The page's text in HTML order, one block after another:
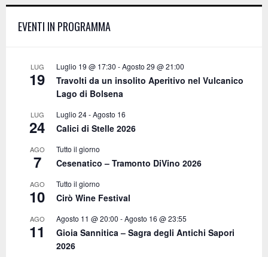
o
EVENTI IN PROGRAMMA
LUG
19
Luglio 19 @ 17:30 -Agosto 29 @ 21:00
Travolti da un insolito Aperitivo nel Vulcanico
Lago di Bolsena
LUG
24
Luglio 24-Agosto 16
Calici di Stelle 2026
AGO
7
Tutto il giorno
Cesenatico – Tramonto DiVino 2026
AGO
10
Tutto il giorno
Cirò Wine Festival
AGO
11
Agosto 11 @ 20:00 -Agosto 16 @ 23:55
Gioia Sannitica – Sagra degli Antichi Sapori
2026